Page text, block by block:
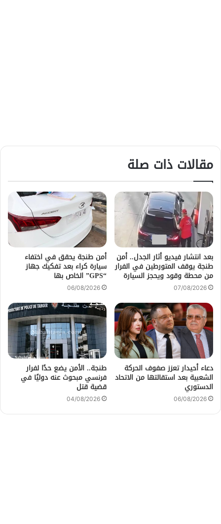
مقالات ذات صلة
بعد انتشار فيديو أثار الجدل.. أمن
طنجة يوقف المتورطين في الفرار
من محطة وقود ويحجز السيارة
07/08/2026
أمن طنجة يحقق في اختفاء
سيارة كراء بعد تفكيك جهاز
“GPS” الخاص بها
06/08/2026
دعاء أحيدار تعزز صفوف الحركة
الشعبية بعد استقالتها من الاتحاد
الدستوري
06/08/2026
طنجة.. الأمن يضع حدًا لفرار
فرنسي مبحوث عنه دوليًا في
قضية قتل
04/08/2026